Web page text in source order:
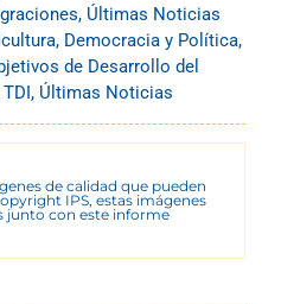
, Últimas Noticias
, Democracia y Política,
de Desarrollo del
TDI, Últimas Noticias
de calidad que pueden
IPS, estas imágenes
junto con este informe